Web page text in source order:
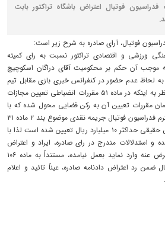
فدراسیون فوتبال اعتراض باشگاه تراکتور بابت
فوتبال، آرای صادره به شرح زیر است:
ورزشی و اقتصادی تراکتور نسبت به رای کمیته
موجب آن حکم بر محکومیت آقای دراگان اسکوچیچ
به لحاظ عدم حضور در کنفرانس خبری بازی مقابل تیم
آلومینیوم اراک صادر شده است نظر به اینکه در ماده ۵۱ مقررات انضباطی تعیین مجازات
است و حسب ماده ۱۱۷ همان مقررات تعیین آن به رکن قضایی محول شده که با
توجه به مصوبه هیات رئیسه محترم فدراسیون فوتبال جریمه نقدی موضوع بند ۲ ماده ۳۱
مقررات انضباطی در مورد اشخاص حقیقی حداکثر ۱۰ میلیارد ریال تعیین شده است لذا با
و استدلالات مندرج در رای صادره، ایراد و اعتراض
موثری که خدشه بر دادنامه معترض عنه وارد نماید بعمل نیامده، مستنداً به ماده ۱۰۶
ضمن رد اعتراض دادنامه صادره، عیناً تائید و اعلام